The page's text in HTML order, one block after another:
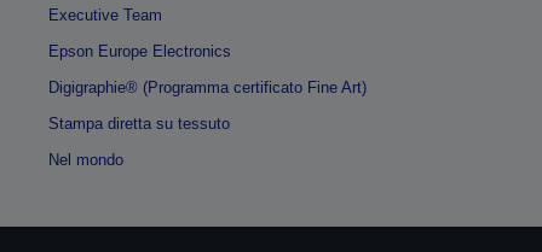
Executive Team
Epson Europe Electronics
Digigraphie® (Programma certificato Fine Art)
Stampa diretta su tessuto
Nel mondo